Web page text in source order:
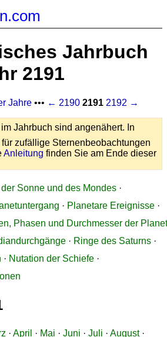
Jahrbuch
2191
Jahre ••• ← 2190 2191 2192 →
Jahrbuch sind angenähert. In
zufällige Sternenbeobachtungen
Anleitung finden Sie am Ende dieser
Sonne und des Mondes ·
· Planetare Ereignisse ·
Phasen und Durchmesser der
· Ringe des Saturns ·
· Nutation der Schiefe ·
· April · Mai · Juni · Juli · August·